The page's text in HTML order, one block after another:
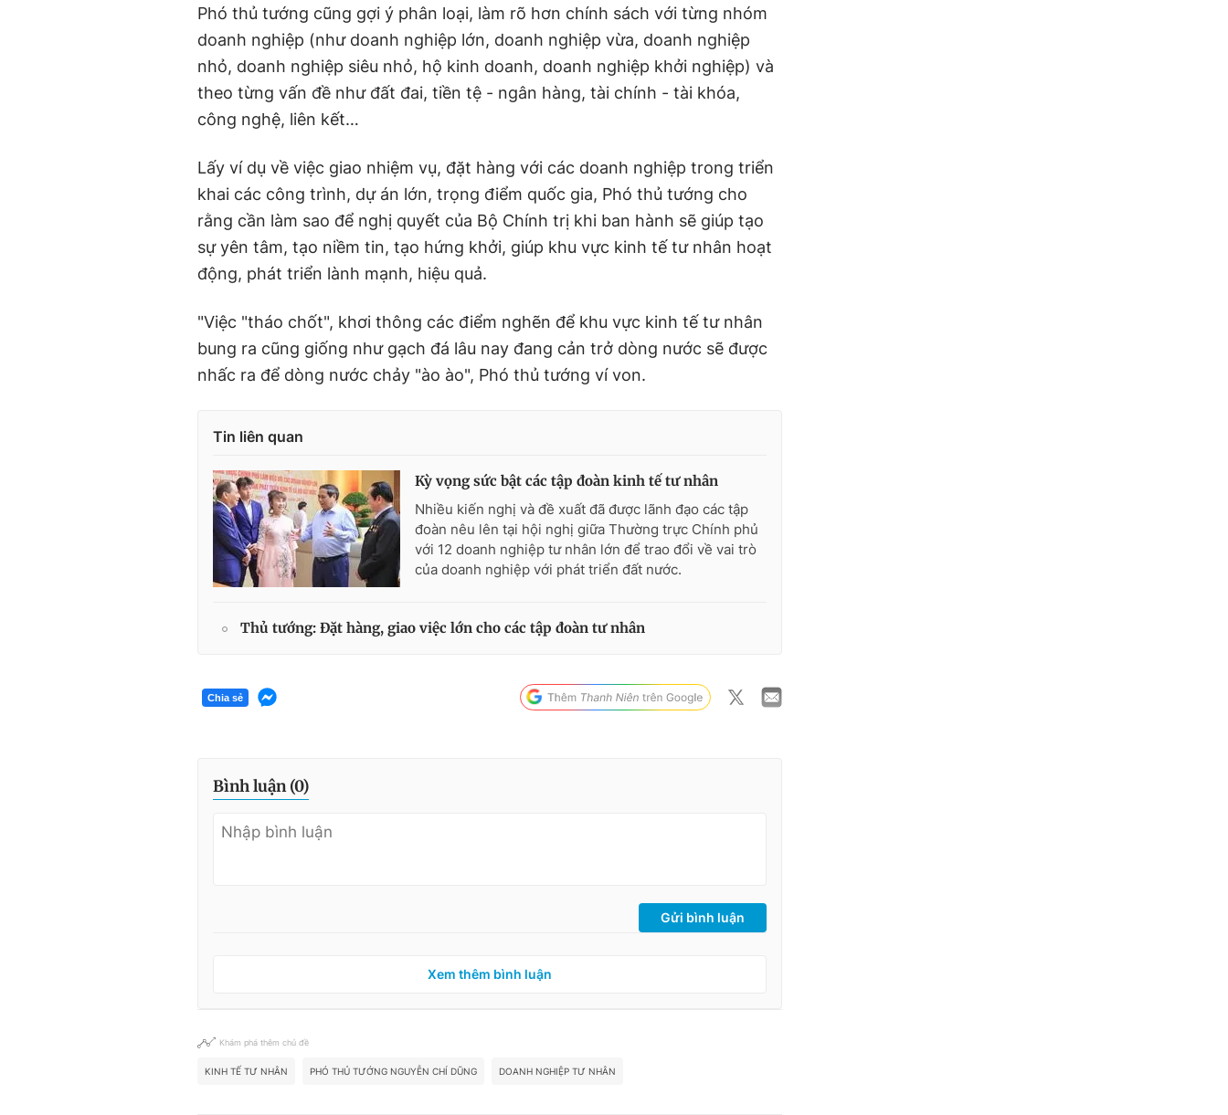
Phó thủ tướng cũng gợi ý phân loại, làm rõ hơn chính sách với từng nhóm
doanh nghiệp (như doanh nghiệp lớn, doanh nghiệp vừa, doanh nghiệp
nhỏ, doanh nghiệp siêu nhỏ, hộ kinh doanh, doanh nghiệp khởi nghiệp) và
theo từng vấn đề như đất đai, tiền tệ - ngân hàng, tài chính - tài khóa,
công nghệ, liên kết…
Lấy ví dụ về việc giao nhiệm vụ, đặt hàng với các doanh nghiệp trong triển
khai các công trình, dự án lớn, trọng điểm quốc gia, Phó thủ tướng cho
rằng cần làm sao để nghị quyết của Bộ Chính trị khi ban hành sẽ giúp tạo
sự yên tâm, tạo niềm tin, tạo hứng khởi, giúp khu vực kinh tế tư nhân hoạt
động, phát triển lành mạnh, hiệu quả.
"Việc "tháo chốt", khơi thông các điểm nghẽn để khu vực kinh tế tư nhân
bung ra cũng giống như gạch đá lâu nay đang cản trở dòng nước sẽ được
nhấc ra để dòng nước chảy "ào ào", Phó thủ tướng ví von.
Tin liên quan
Kỳ vọng sức bật các tập đoàn kinh tế tư nhân
Nhiều kiến nghị và đề xuất đã được lãnh đạo các tập
đoàn nêu lên tại hội nghị giữa Thường trực Chính phủ
với 12 doanh nghiệp tư nhân lớn để trao đổi về vai trò
của doanh nghiệp với phát triển đất nước.
Thủ tướng: Đặt hàng, giao việc lớn cho các tập đoàn tư nhân
Chia sẻ
Bình luận (0)
Gửi bình luận
Xem thêm bình luận
Khám phá thêm chủ đề
KINH TẾ TƯ NHÂN PHÓ THỦ TƯỚNG NGUYỄN CHÍ DŨNG DOANH NGHIỆP TƯ NHÂN